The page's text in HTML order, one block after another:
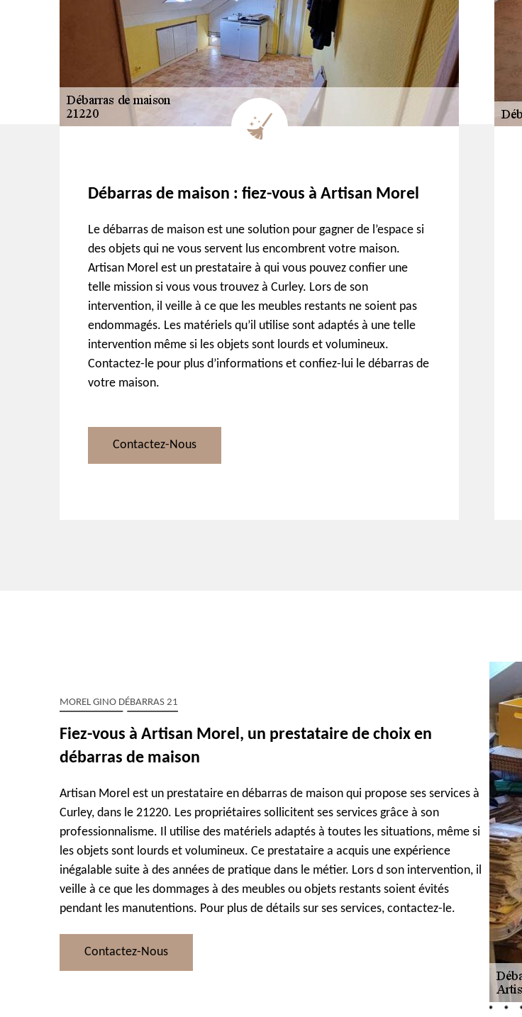
Débarras de maison : fiez-vous à Artisan Morel
Le débarras de maison est une solution pour gagner de l’espace si
des objets qui ne vous servent lus encombrent votre maison.
Artisan Morel est un prestataire à qui vous pouvez confier une
telle mission si vous vous trouvez à Curley. Lors de son
intervention, il veille à ce que les meubles restants ne soient pas
endommagés. Les matériels qu’il utilise sont adaptés à une telle
intervention même si les objets sont lourds et volumineux.
Contactez-le pour plus d’informations et confiez-lui le débarras de
votre maison.
Contactez-Nous
MOREL GINO DÉBARRAS 21
Fiez-vous à Artisan Morel, un prestataire de choix en
débarras de maison
Artisan Morel est un prestataire en débarras de maison qui propose ses services à
Curley, dans le 21220. Les propriétaires sollicitent ses services grâce à son
professionnalisme. Il utilise des matériels adaptés à toutes les situations, même si
les objets sont lourds et volumineux. Ce prestataire a acquis une expérience
inégalable suite à des années de pratique dans le métier. Lors d son intervention, il
veille à ce que les dommages à des meubles ou objets restants soient évités
pendant les manutentions. Pour plus de détails sur ses services, contactez-le.
Contactez-Nous